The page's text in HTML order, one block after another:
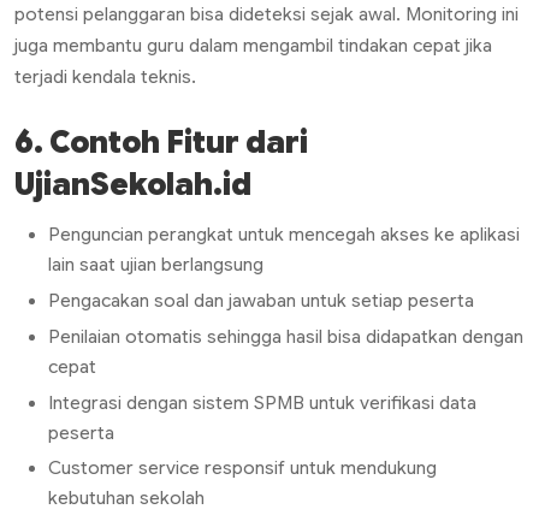
potensi pelanggaran bisa dideteksi sejak awal. Monitoring ini
juga membantu guru dalam mengambil tindakan cepat jika
terjadi kendala teknis.
6. Contoh Fitur dari
UjianSekolah.id
Penguncian perangkat untuk mencegah akses ke aplikasi
lain saat ujian berlangsung
Pengacakan soal dan jawaban untuk setiap peserta
Penilaian otomatis sehingga hasil bisa didapatkan dengan
cepat
Integrasi dengan sistem SPMB untuk verifikasi data
peserta
Customer service responsif untuk mendukung
kebutuhan sekolah